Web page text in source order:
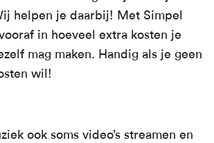
helpen je daarbij! Met Simpel
in hoeveel extra kosten je
mag maken. Handig als je geen
wil!
ook soms video’s streamen en